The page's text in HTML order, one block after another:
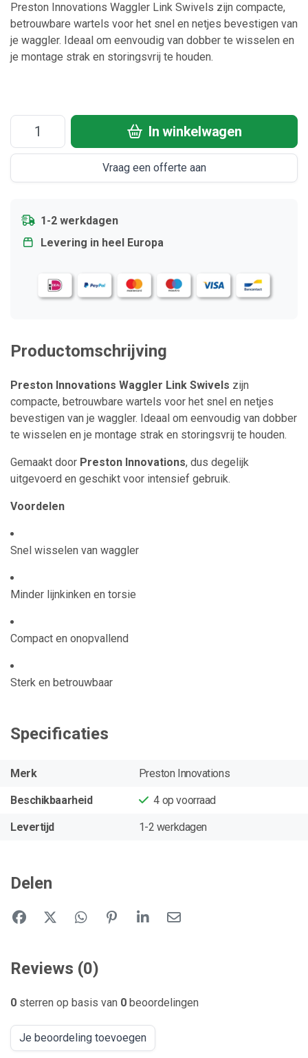
Preston Innovations Waggler Link Swivels zijn compacte,
betrouwbare wartels voor het snel en netjes bevestigen van
je waggler. Ideaal om eenvoudig van dobber te wisselen en
je montage strak en storingsvrij te houden.
In winkelwagen
Vraag een offerte aan
1-2 werkdagen
Levering in heel Europa
Productomschrijving
Preston Innovations Waggler Link Swivels zijn
compacte, betrouwbare wartels voor het snel en netjes
bevestigen van je waggler. Ideaal om eenvoudig van dobber
te wisselen en je montage strak en storingsvrij te houden.
Gemaakt door Preston Innovations, dus degelijk
uitgevoerd en geschikt voor intensief gebruik.
Voordelen
Snel wisselen van waggler
Minder lijnkinken en torsie
Compact en onopvallend
Sterk en betrouwbaar
Specificaties
Merk Preston Innovations
Beschikbaarheid 4 op voorraad
Levertijd 1-2 werkdagen
Delen
Reviews (0)
0 sterren op basis van 0 beoordelingen
Je beoordeling toevoegen